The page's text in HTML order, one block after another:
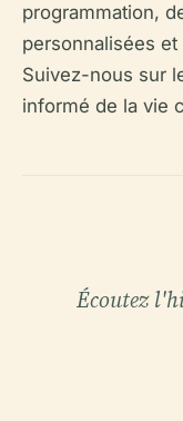
programmation,
personnalisées
Suivez-nous sur
informé de la vie
Écoutez